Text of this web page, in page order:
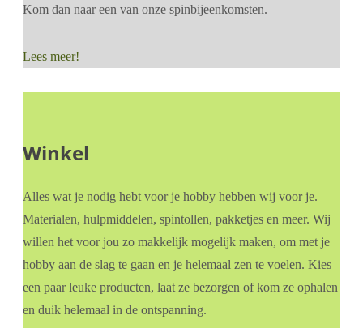
Kom dan naar een van onze spinbijeenkomsten.
Lees meer!
Winkel
Alles wat je nodig hebt voor je hobby hebben wij voor je.
Materialen, hulpmiddelen, spintollen, pakketjes en meer. Wij
willen het voor jou zo makkelijk mogelijk maken, om met je
hobby aan de slag te gaan en je helemaal zen te voelen. Kies
een paar leuke producten, laat ze bezorgen of kom ze ophalen
en duik helemaal in de ontspanning.